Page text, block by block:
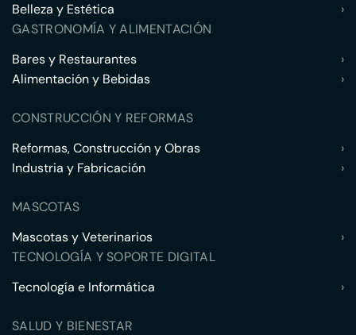
Belleza y Estética
›
GASTRONOMÍA Y ALIMENTACIÓN
Bares y Restaurantes
›
Alimentación y Bebidas
›
CONSTRUCCIÓN Y REFORMAS
Reformas, Construcción y Obras
›
Industria y Fabricación
›
MASCOTAS
Mascotas y Veterinarios
›
TECNOLOGÍA Y SOPORTE DIGITAL
Tecnología e Informática
›
SALUD Y BIENESTAR